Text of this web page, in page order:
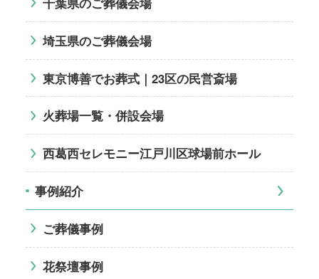
埼玉県のご葬儀会場
東京博善でお葬式｜23区の民営斎場
火葬場一覧・併設会場
西葛西セレモニー江戸川区球場前ホール
事例紹介
ご葬儀事例
花祭壇事例